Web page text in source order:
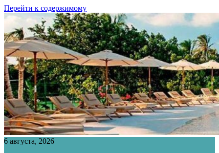
Перейти к содержимому
6 августа, 2026